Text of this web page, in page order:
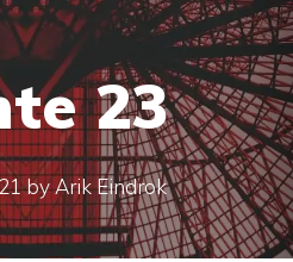
23
byArik Eindrok